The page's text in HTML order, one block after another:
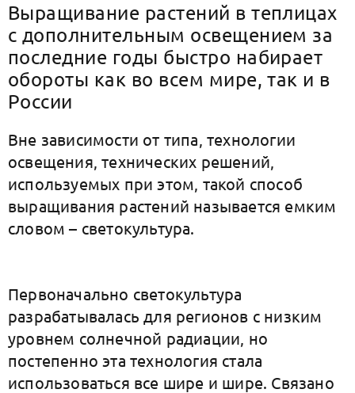
Выращивание растений в теплицах
с дополнительным освещением за
последние годы быстро набирает
обороты как во всем мире, так и в
России
Вне зависимости от типа, технологии
освещения, технических решений,
используемых при этом, такой способ
выращивания растений называется емким
словом – cветокультура.
Первоначально светокультура
разрабатывалась для регионов с низким
уровнем солнечной радиации, но
постепенно эта технология стала
использоваться все шире и шире. Связано